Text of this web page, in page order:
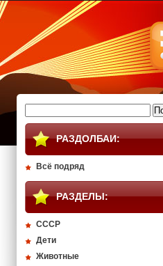
РАЗДОЛБАИ:
Всё подряд
РАЗДЕЛЫ:
СССР
Дети
Животные